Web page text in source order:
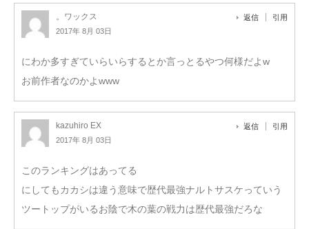
。ワックス
2017年 8月 03日
返信 引用
にわか多すぎていらいらするとか言っとるやつ何様だよw
お前作者なのかよwww
kazuhiro EX
2017年 8月 03日
返信 引用
このランキングはあってる
にしてもカカシは違う意味で歴代最強ナルトサスケっていう
ツートップがいるお陰で木の葉の戦力は歴代最強だろな